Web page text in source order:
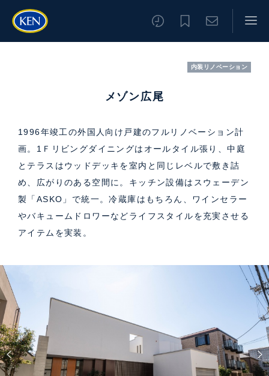
内装リノベーション
メゾン広尾
1996年竣工の外国人向け戸建のフルリノベーション計
画。1Ｆリビングダイニングはオールタイル張り、中庭
とテラスはウッドデッキを室内と同じレベルで敷き詰
め、広がりのある空間に。キッチン設備はスウェーデン
製「ASKO」で統一。冷蔵庫はもちろん、ワインセラー
やバキュームドロワーなどライフスタイルを充実させる
アイテムを実装。